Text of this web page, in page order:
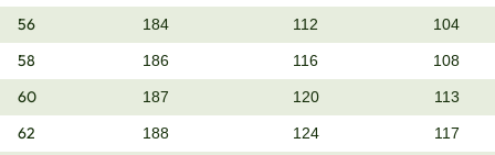
56 184 112 104
58 186 116 108
60 187 120 113
62 188 124 117